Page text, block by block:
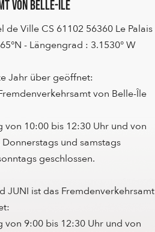
von Belle-Ile
de Ville CS 61102 56360 Le Palais
- Längengrad : 3.1530° W
Jahr über geöffnet:
von Belle-Île
von 10:00 bis 12:30 Uhr und von
und samstags
geschlossen.
JUNI ist das Fremdenverkehrsamt
von 9:00 bis 12:30 Uhr und von